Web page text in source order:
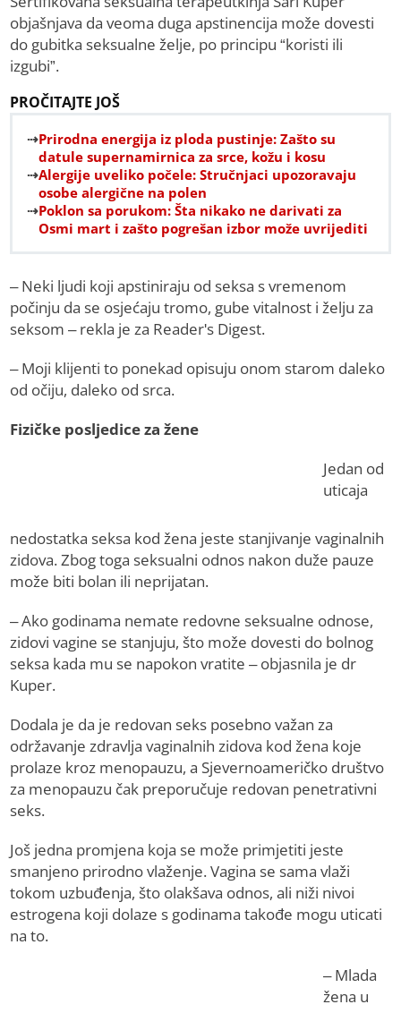
objašnjava da veoma duga apstinencija može dovesti
do gubitka seksualne želje, po principu “koristi ili
izgubi”.
PROČITAJTE JOŠ
Prirodna energija iz ploda pustinje: Zašto su
datule supernamirnica za srce, kožu i kosu
Alergije uveliko počele: Stručnjaci upozoravaju
osobe alergične na polen
Poklon sa porukom: Šta nikako ne darivati za
Osmi mart i zašto pogrešan izbor može uvrijediti
– Neki ljudi koji apstiniraju od seksa s vremenom
počinju da se osjećaju tromo, gube vitalnost i želju za
seksom – rekla je za Reader's Digest.
– Moji klijenti to ponekad opisuju onom starom daleko
od očiju, daleko od srca.
Fizičke posljedice za žene
Jedan od
uticaja
nedostatka seksa kod žena jeste stanjivanje vaginalnih
zidova. Zbog toga seksualni odnos nakon duže pauze
može biti bolan ili neprijatan.
– Ako godinama nemate redovne seksualne odnose,
zidovi vagine se stanjuju, što može dovesti do bolnog
seksa kada mu se napokon vratite – objasnila je dr
Kuper.
Dodala je da je redovan seks posebno važan za
održavanje zdravlja vaginalnih zidova kod žena koje
prolaze kroz menopauzu, a Sjevernoameričko društvo
za menopauzu čak preporučuje redovan penetrativni
seks.
Još jedna promjena koja se može primjetiti jeste
smanjeno prirodno vlaženje. Vagina se sama vlaži
tokom uzbuđenja, što olakšava odnos, ali niži nivoi
estrogena koji dolaze s godinama takođe mogu uticati
na to.
– Mlada
žena u